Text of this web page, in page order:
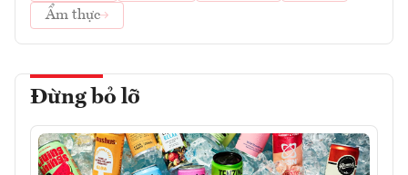
Ẩm thực
Đừng bỏ lỡ